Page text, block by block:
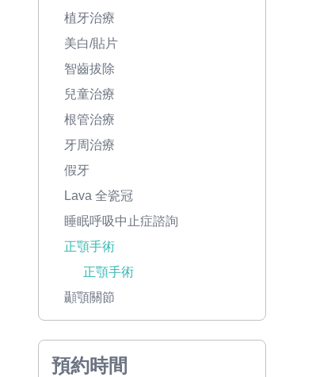
植牙治療
美白/貼片
智齒拔除
兒童治療
根管治療
牙周治療
假牙
Lava 全瓷冠
睡眠呼吸中止症諮詢
正顎手術
正顎手術
顳顎關節
預約時間